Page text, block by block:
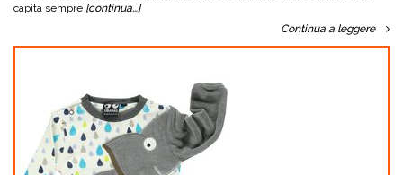
capita sempre [continua…]
Continua a leggere